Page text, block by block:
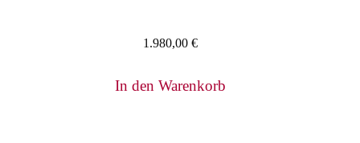
1.980,00 €
In den Warenkorb